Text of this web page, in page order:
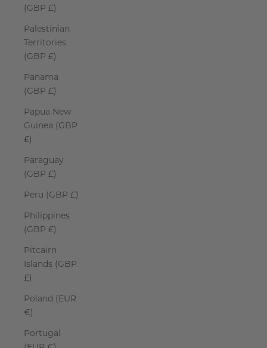
(GBP £)
Palestinian
Territories
(GBP £)
Panama
(GBP £)
Papua New
Guinea (GBP
£)
Paraguay
(GBP £)
Peru (GBP £)
Philippines
(GBP £)
Pitcairn
Islands (GBP
£)
Poland (EUR
€)
Portugal